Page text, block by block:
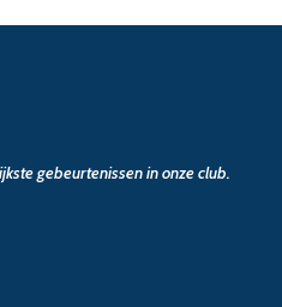
gebeurtenissen in onze club.